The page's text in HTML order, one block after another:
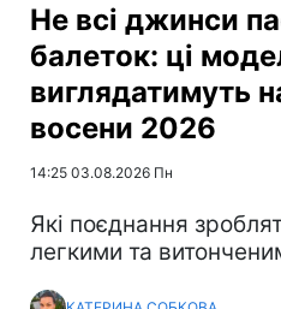
Не всі джинси
балеток: ці
виглядатимуть
восени 2026
14:25 03.08.2026 Пн
Які поєднання
легкими та